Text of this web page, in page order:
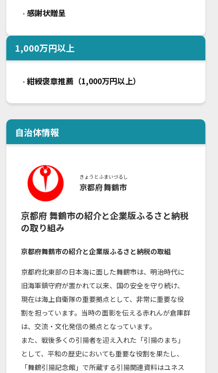
・感謝状贈呈
1,000万円以上
・紺綬褒章推薦（1,000万円以上）
自治体情報
きょうとふ
京都府
まいづるし
舞鶴市
京都府舞鶴市の紹介と企業版ふるさと納税
の取り組み
京都府舞鶴市の紹介と企業版ふるさと納税の取組
京都府北東部の日本海に面した舞鶴市は、明治時代に
旧海軍鎮守府が置かれて以来、国の安全を守り続け、
現在は海上自衛隊の重要拠点として、非常に重要な役
割を担っています。当時の面影を伝える赤れんが倉庫群
は、交流・文化発信の拠点となっています。
また、戦後多くの引揚者を迎え入れた「引揚のまち」
として、平和の歴史においても重要な役割を果たし、
「舞鶴引揚記念館」で所蔵する引揚関連資料はユネス